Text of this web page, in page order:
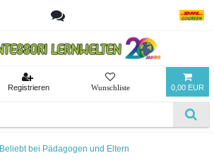
Registrieren 0,00 EUR
Beliebt bei Pädagogen und Eltern